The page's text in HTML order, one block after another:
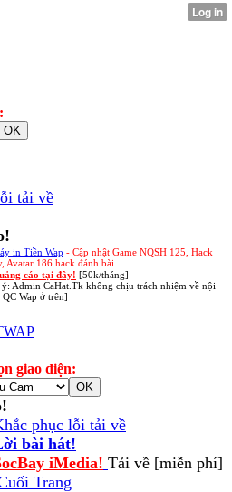
tải về
in Tiền Wap - Cập nhật Game NQSH 125, Hack
Avatar 186 hack đánh bài...
cáo tại đây! [50k/tháng]
Admin CaHat.Tk không chịu trách nhiệm về nội
Wap ở trên]
WAP
giao diện:
phục lỗi tải về
bài hát!
iMedia! Tải về [miễn phí]
Trang